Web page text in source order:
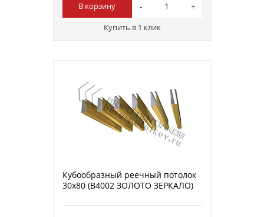
В корзину
Купить в 1 клик
Кубообразный реечный потолок
30х80 (B4002 ЗОЛОТО ЗЕРКАЛО)